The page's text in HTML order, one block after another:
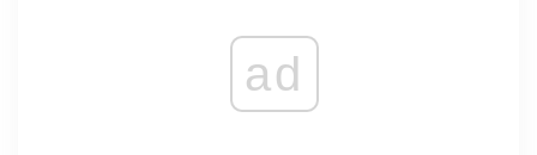
ad